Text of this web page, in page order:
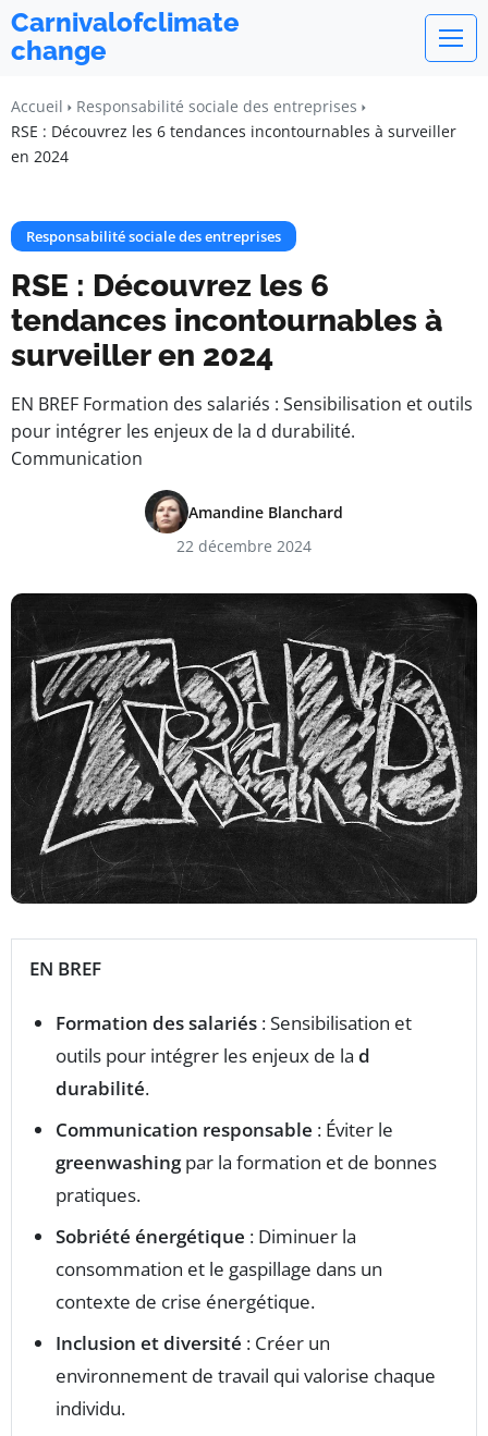
Carnivalofclimate
change
Accueil
Responsabilité sociale des entreprises
RSE : Découvrez les 6 tendances incontournables à surveiller
en 2024
Responsabilité sociale des entreprises
RSE : Découvrez les 6
tendances incontournables à
surveiller en 2024
EN BREF Formation des salariés : Sensibilisation et outils
pour intégrer les enjeux de la d durabilité.
Communication
Amandine Blanchard
22 décembre 2024
EN BREF
Formation des salariés : Sensibilisation et
outils pour intégrer les enjeux de la d
durabilité.
Communication responsable : Éviter le
greenwashingpar la formation et de bonnes
pratiques.
Sobriété énergétique : Diminuer la
consommation et le gaspillage dans un
contexte de crise énergétique.
Inclusion et diversité : Créer un
environnement de travail qui valorise chaque
individu.